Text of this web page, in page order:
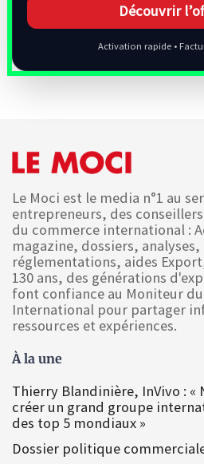
Découvrir
Activation rapide •
Le Moci est le media n°1 au
entrepreneurs, des
du commerce international :
magazine, dossiers,
réglementations, aides
130 ans, des générations
font confiance au Moniteur
International pour partager
ressources et expériences.
À la une
Thierry Blandinière, InVivo : «
créer un grand groupe
des top 5 mondiaux »
Dossier politique